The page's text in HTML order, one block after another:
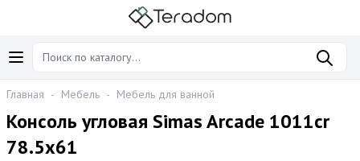
Главная - Мебель - Мебель для ванной
Консоль угловая Simas Arcade 1011cr
78.5х61